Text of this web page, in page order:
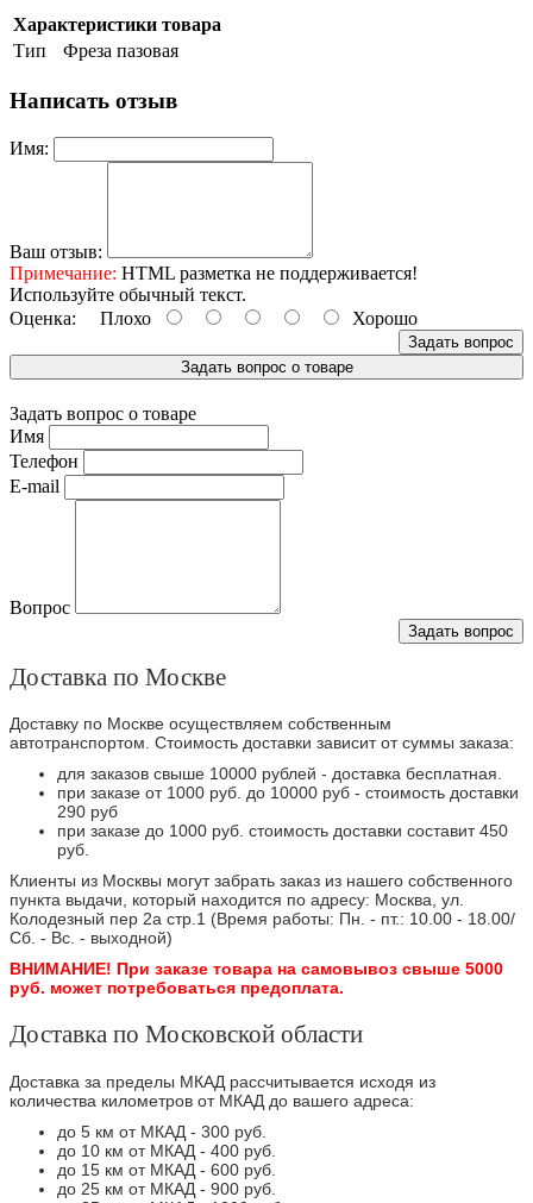
Характеристики товара
Тип
Фреза пазовая
Написать отзыв
Имя:
Ваш отзыв:
Примечание: HTML разметка не поддерживается!
Используйте обычный текст.
Оценка: Плохо Хорошо
Задать вопрос
Задать вопрос о товаре
Задать вопрос о товаре
Имя
Телефон
E-mail
Вопрос
Задать вопрос
Доставка по Москве
Доставку по Москве осуществляем собственным
автотранспортом. Стоимость доставки зависит от суммы заказа:
для заказов свыше 10000 рублей - доставка бесплатная.
при заказе от 1000 руб. до 10000 руб - стоимость доставки
290 руб
при заказе до 1000 руб. стоимость доставки составит 450
руб.
Клиенты из Москвы могут забрать заказ из нашего собственного
пункта выдачи, который находится по адресу: Москва, ул.
Колодезный пер 2а стр.1 (Время работы: Пн. - пт.: 10.00 - 18.00/
Сб. - Вс. - выходной)
ВНИМАНИЕ! При заказе товара на самовывоз свыше 5000
руб. может потребоваться предоплата.
Доставка по Московской области
Доставка за пределы МКАД рассчитывается исходя из
количества километров от МКАД до вашего адреса:
до 5 км от МКАД - 300 руб.
до 10 км от МКАД - 400 руб.
до 15 км от МКАД - 600 руб.
до 25 км от МКАД - 900 руб.